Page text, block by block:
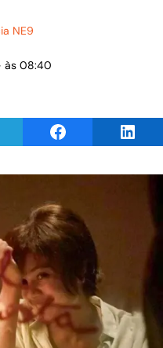
NE9
às 08:40
on TelegramShare on Facebook